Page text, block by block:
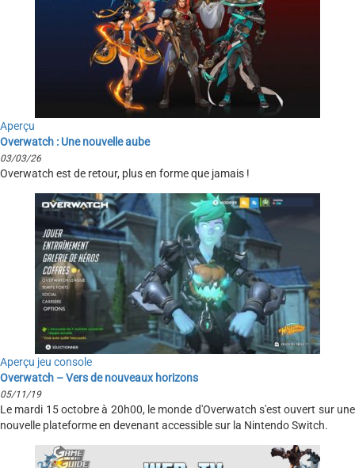
Aperçu
Overwatch : Une nouvelle aube
03/03/26
Overwatch est de retour, plus en forme que jamais !
Aperçu jeu console
Overwatch – Vers de nouveaux horizons
05/11/19
Le mardi 15 octobre à 20h00, le monde d'Overwatch s'est ouvert sur une
nouvelle plateforme en devenant accessible sur la Nintendo Switch.